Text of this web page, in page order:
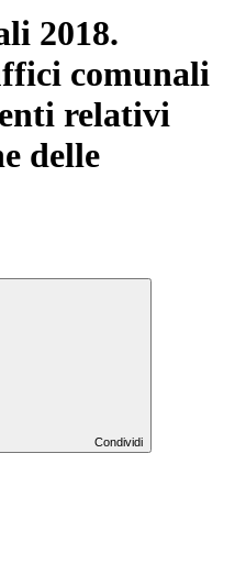
2018.
comunali
relativi
delle
Condividi